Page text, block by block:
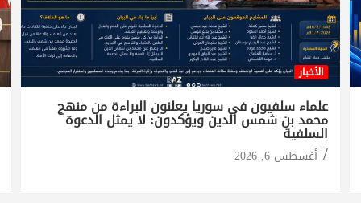
الأخبار
علماء سلفيون في سوريا يعلنون البراءة من منهج
محمد بن شمس الدين ويؤكدون: لا يمثل الدعوة
السلفية
أغسطس 6, 2026